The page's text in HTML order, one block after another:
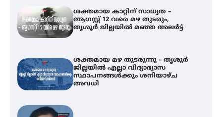
ശക്തമായ കാറ്റിന് സാധ്യത –
ആഗസ്റ്റ് 12 വരെ മഴ തുടരും,
തൃശൂർ ജില്ലയിൽ മഞ്ഞ അലർട്ട്
ശക്തമായ മഴ തുടരുന്നു – തൃശൂർ
ജില്ലയിൽ എല്ലാ വിദ്യാഭ്യാസ
സ്ഥാപനങ്ങൾക്കും ശനിയാഴ്ച
അവധി